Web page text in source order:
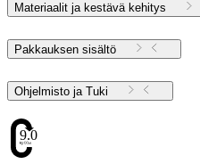
Materiaalit ja kestävä kehitys
Pakkauksen sisältö
Ohjelmisto ja Tuki
9.07